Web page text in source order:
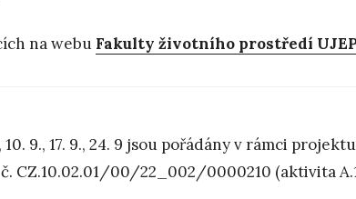
na webu Fakulty životního prostředí
9., 17. 9., 24. 9 jsou pořádány v rámci
CZ.10.02.01/00/22_002/0000210 (aktivita